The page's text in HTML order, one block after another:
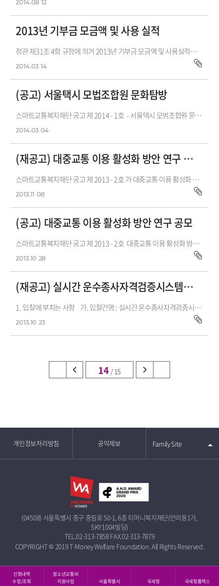
2014.08 12
2014.03 14
2013년 기부금 모금액 및 사용 실적
정관 제31조 4항 규정에 의거 2013년 기부금 모금액 및 사용실적을 첨부파일과 같이 공고합니다.
2014.03 04
(공고) 서울택시 모법조합원 문화탐방
스마트교통복지재단 공고 제 2014 - 1호 - 서울택시 모범조합원 문화탐방 - 1. 공모에 부치는 사항가. 공모건명 : 서울택시 모범조합원 제...
2013.11 08
(재공고) 대중교통 이용 활성화 방안 연구 공모
스마트교통복지재단 공고 제 2013 - 2호 가 대중교통 이용 활성화 방안 연구공모 1. 공모에 부치는 사항 가. 공모건명 : 대중교통 이용 ...
2013.10 28
(공고) 대중교통 이용 활성화 방안 연구 공모
스마트교통복지재단 공고 제 2013 - 2호 대중교통 이용 활성화 방안 연구공모 1. 공모에 부치는 사항 가. 공모건명 : 대중교...
2013.10 23
(재공고) 실시간 운수종사자격검증시스템 및 STIS 고도화사업 입...
1. 입찰에 부치는 사항 가. 입찰건명 : 실시간 운수종사자격검증시스템 및 STIS고도화 재공고 나. 사업내용 : 첨부 '제안...
14 / 15
개인정보처리방침 공익제보 Family Site
(04508) 서울특별시 중구 중림로 50-1, 6층 티머니복지재단(만리동1가,
SKY1004빌딩)
TEL.02-313-7858FAX.02-313-7879
COPYRIGHT © 2019 T-Money Welfare Foundation. All Rights Reserved.
신청내역
수정/조회
청소년교통비
지원사업
서울특별시 국세청 국세청홈택스